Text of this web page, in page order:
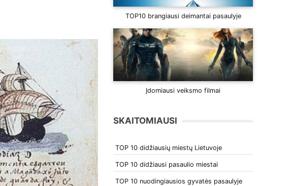
TOP10 brangiausi deimantai pasaulyje
Įdomiausi veiksmo filmai
SKAITOMIAUSI
TOP 10 didžiausių miestų Lietuvoje
TOP 10 didžiausi pasaulio miestai
TOP 10 nuodingiausios gyvatės pasaulyje